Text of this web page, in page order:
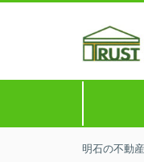
明石の不動